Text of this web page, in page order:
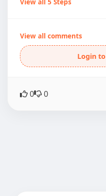
View all comments
Login
0 0